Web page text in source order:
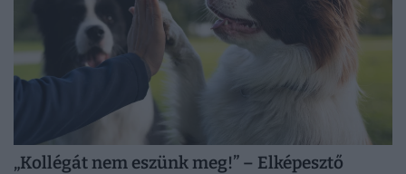
„Kollégát nem eszünk meg!” – Elképesztő